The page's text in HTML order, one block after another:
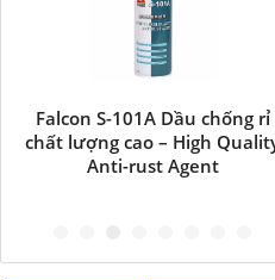
Falcon S-101A Dầu chống rỉ
chất lượng cao – High
Anti-rust Agent